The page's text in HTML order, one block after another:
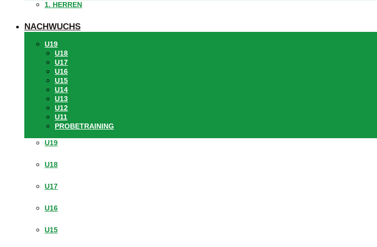
1. HERREN
NACHWUCHS
U19
U18
U17
U16
U15
U14
U13
U12
U11
PROBETRAINING
U19
U18
U17
U16
U15